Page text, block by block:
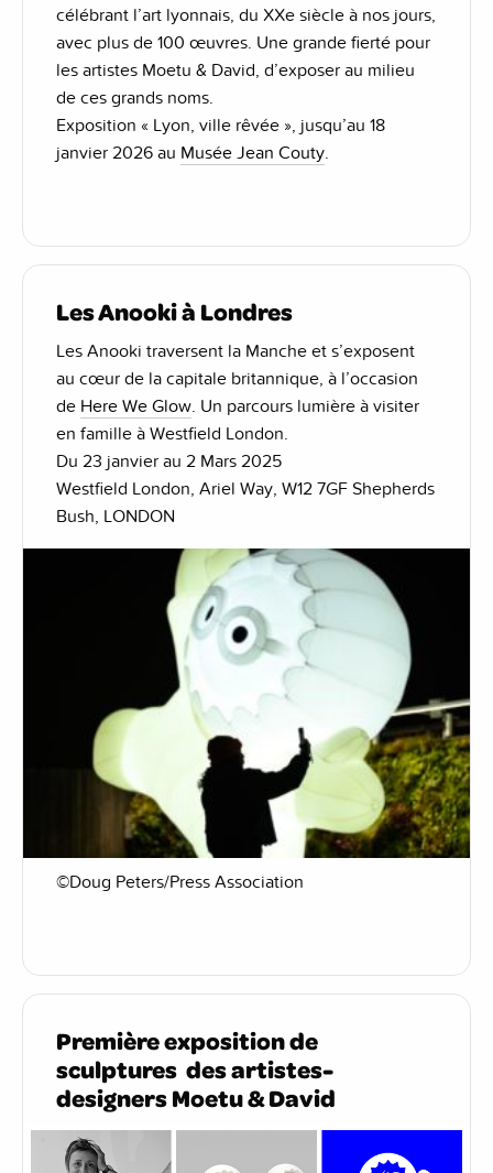
célébrant l’art lyonnais, du XXe siècle à nos jours,
avec plus de 100 œuvres. Une grande fierté pour
les artistes Moetu & David, d’exposer au milieu
de ces grands noms.
Exposition « Lyon, ville rêvée », jusqu’au 18
janvier 2026 au Musée Jean Couty.
Les Anooki à Londres
Les Anooki traversent la Manche et s’exposent
au cœur de la capitale britannique, à l’occasion
de Here We Glow. Un parcours lumière à visiter
en famille à Westfield London.
Du 23 janvier au 2 Mars 2025
Westfield London, Ariel Way, W12 7GF Shepherds
Bush, LONDON
©Doug Peters/Press Association
Première exposition de
sculptures des artistes-
designers Moetu & David